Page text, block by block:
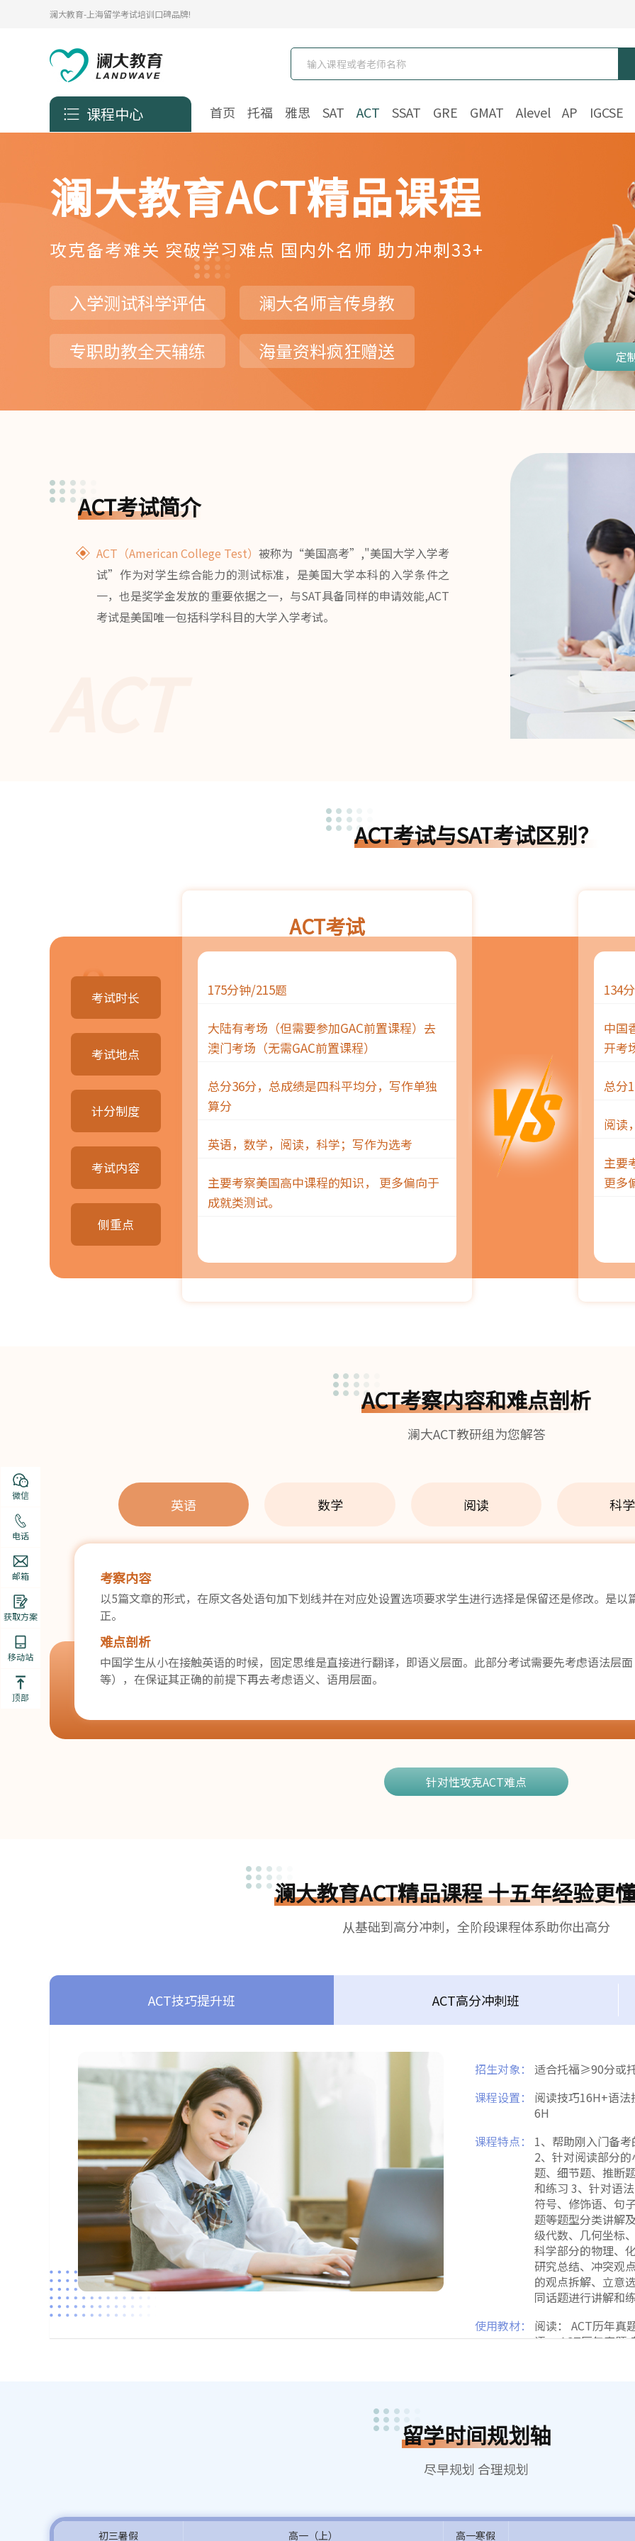
澜大教育-上海留学考试培训口碑品牌!
课程中心 首页 托福 雅思 SAT ACT SSAT GRE GMAT Alevel AP IGCSE
澜大教育ACT精品课程
攻克备考难关 突破学习难点 国内外名师 助力冲刺33+
入学测试科学评估
澜大名师言传身教
专职助教全天辅练
海量资料疯狂赠送 定
ACT考试简介
ACT（American College Test） 被称为“美国高考”,"美国大学入学考
试”作为对学生综合能力的测试标准，是美国大学本科的入学条件之
一，也是奖学金发放的重要依据之一，与SAT具备同样的申请效能,ACT
考试是美国唯一包括科学科目的大学入学考试。
ACT考试与SAT考试区别？
考试时长
考试地点
计分制度
考试内容
侧重点
ACT考试
175分钟/215题
大陆有考场（但需要参加GAC前置课程）去
澳门考场（无需GAC前置课程）
总分36分，总成绩是四科平均分，写作单独
算分
英语，数学，阅读，科学；写作为选考
主要考察美国高中课程的知识， 更多偏向于
成就类测试。
134
中国
开考
总分
阅读
主要
更多
ACT考察内容和难点剖析
澜大ACT教研组为您解答
英语 数学 阅读 科学
考察内容
以5篇文章的形式，在原文各处语句加下划线并在对应处设置选项要求学生进行选择是保留还是修改。是
正。
难点剖析
中国学生从小在接触英语的时候，固定思维是直接进行翻译，即语义层面。此部分考试需要先考虑语法层
等），在保证其正确的前提下再去考虑语义、语用层面。
针对性攻克ACT难点
澜大教育ACT精品课程 十五年经验更
从基础到高分冲刺，全阶段课程体系助你出高分
ACT技巧提升班 ACT高分冲刺班
招生对象：
适合托福≥90分或
课程设置：
阅读技巧16H+语
6H
课程特点：
1、帮助刚入门备
2、针对阅读部分
题、细节题、推断
和练习 3、针对语
符号、修饰语、句
题等题型分类讲解
级代数、几何坐标
科学部分的物理、
研究总结、冲突观
的观点拆解、立意
同话题进行讲解和
使用教材：
阅读： ACT历年真
语： ACT历年真题
班型设置：5-8人小班
增值服务：
留学时间规划轴
尽早规划 合理规划
初三暑假 高一（上） 高一寒假
微信
电话
邮箱
获取方案
移动站
顶部